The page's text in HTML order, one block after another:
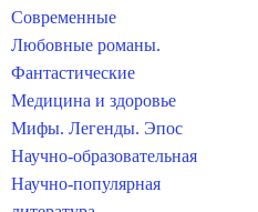
Современные
Любовные романы.
Фантастические
Медицина и здоровье
Мифы. Легенды. Эпос
Научно-образовательная
Научно-популярная